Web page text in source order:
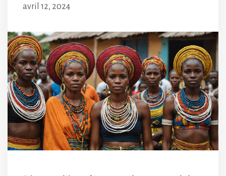
avril 12, 2024